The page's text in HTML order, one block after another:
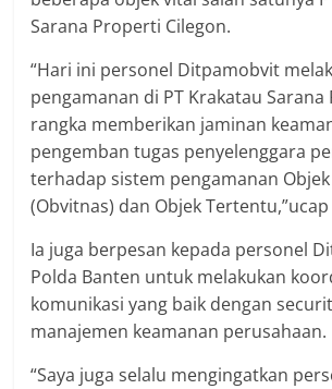
Sarana Properti Cilegon.
“Hari ini personel Ditpamobvit
pengamanan di PT Krakatau
rangka memberikan jaminan
pengemban tugas penyelenggara
terhadap sistem pengamanan
(Obvitnas) dan Objek
Ia juga berpesan kepada personel
Polda Banten untuk melakukan
komunikasi yang baik dengan
manajemen keamanan perusahaan.
“Saya juga selalu mengingatkan